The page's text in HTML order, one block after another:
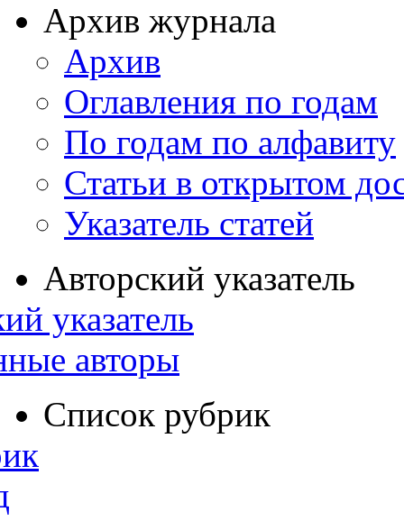
Архив журнала
Архив
Оглавления по годам
По годам по алфавиту
Статьи в открытом
Указатель статей
Авторский указатель
указатель
авторы
Список рубрик